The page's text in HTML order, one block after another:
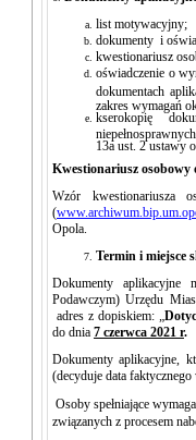
list motywacyjny;
dokumenty i
kwestionariusz
oświadczenie o
dokumentach
zakres wymagań
kserokopię
13a ust. 2 ustawy
Kwestionariusz osobowy
Wzór kwestionariusza
(
Opola.
Termin i miejsce
Dokumenty aplikacyjne
Podawczym) Urzędu
adres z dopiskiem: „
do dnia 7 czerwca 2021 r.
Dokumenty aplikacyjne,
(decyduje data
Osoby spełniające
związanych z procesem